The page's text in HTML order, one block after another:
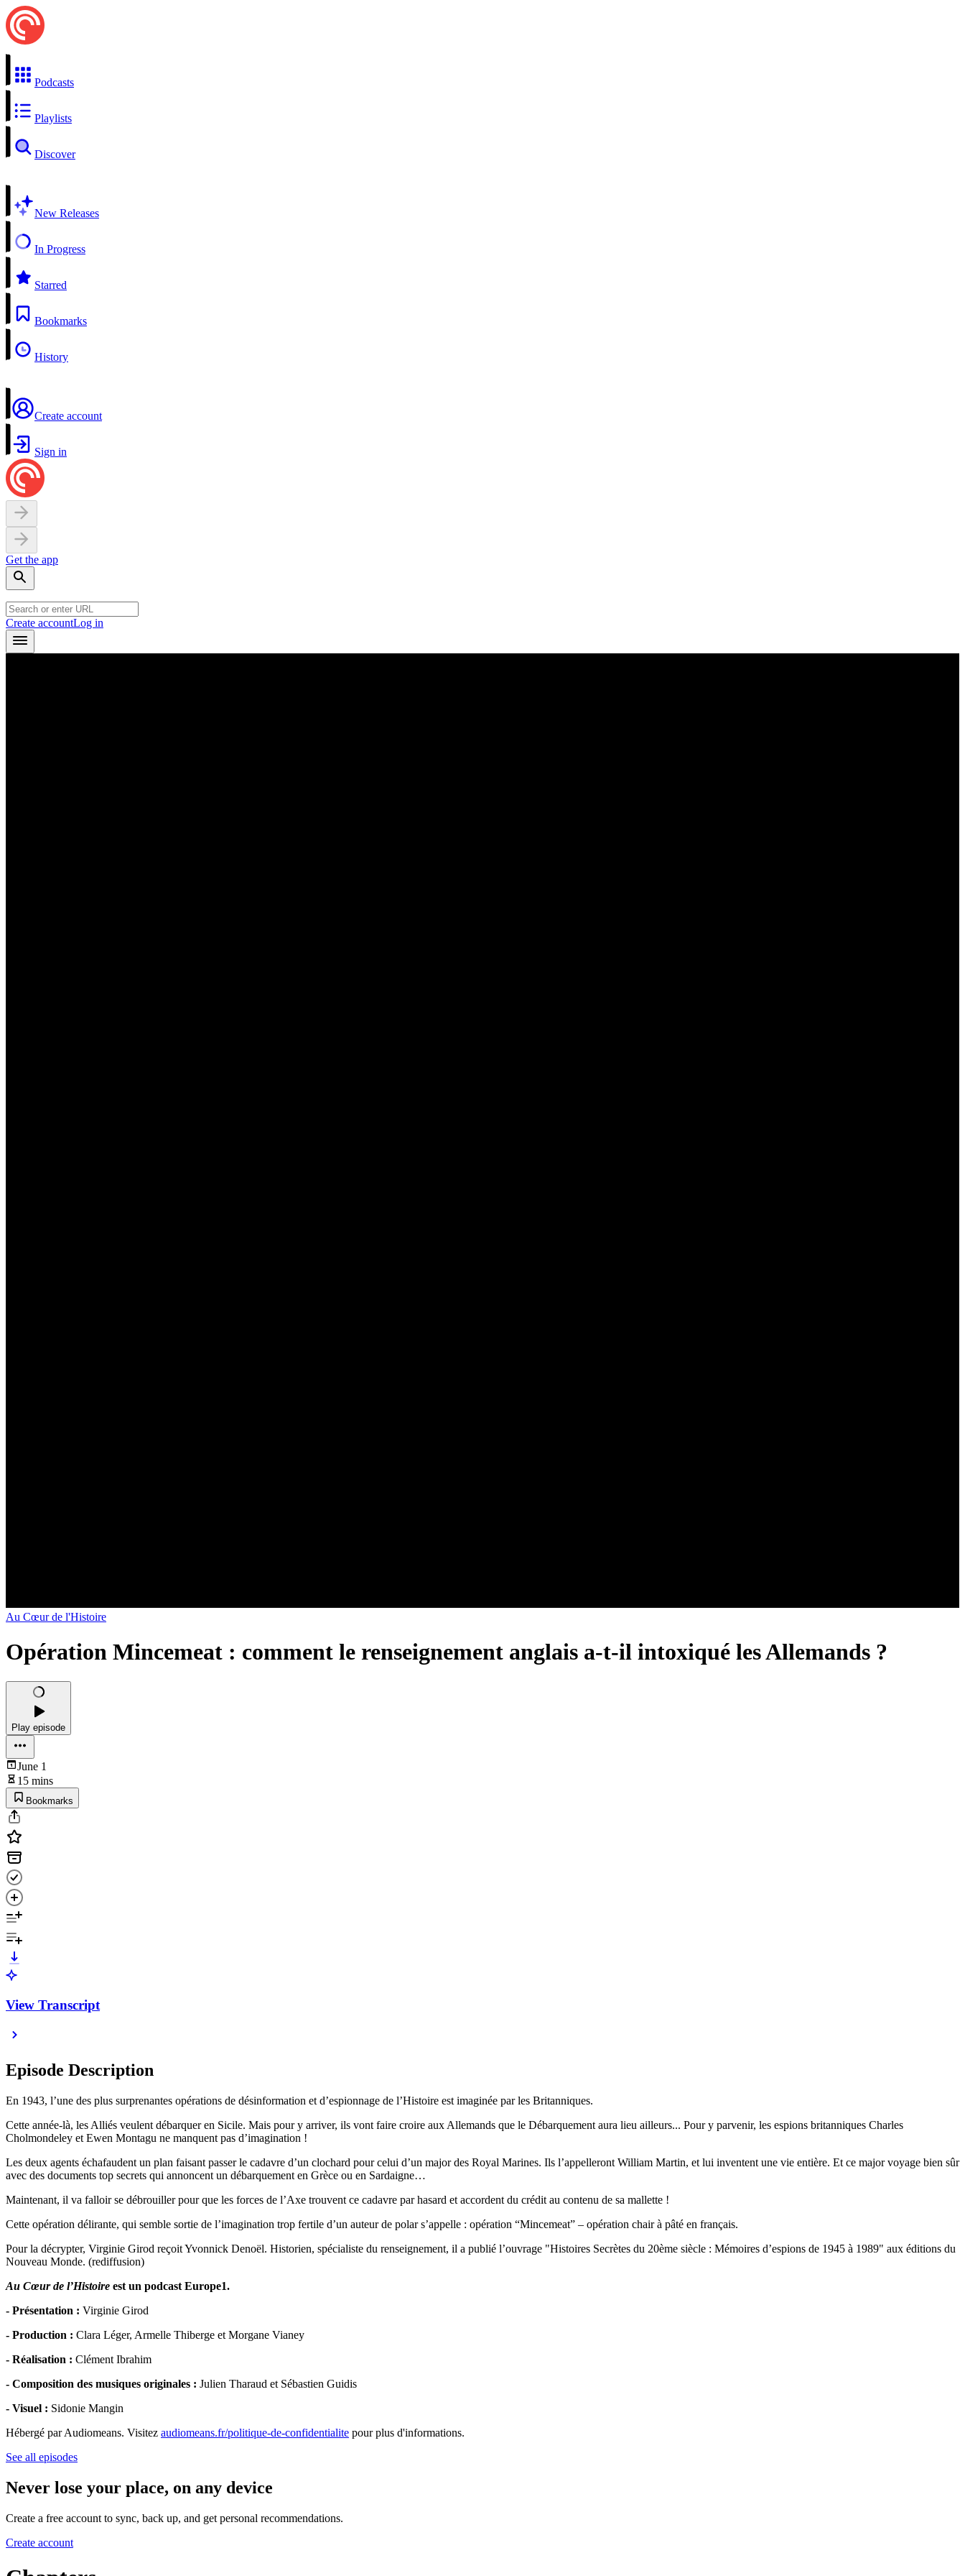
Podcasts
Playlists
Discover
New Releases
In Progress
Starred
Bookmarks
History
Create account
Sign in
Get the app
Create accountLog in
Au Cœur de l'Histoire
Opération Mincemeat : comment le renseignement anglais a-t-il intoxiqué les Allemands ?
Play episode
June 1
15 mins
Bookmarks
View Transcript
Episode Description
En 1943, l’une des plus surprenantes opérations de désinformation et d’espionnage de l’Histoire est imaginée par les Britanniques.
Cette année-là, les Alliés veulent débarquer en Sicile. Mais pour y arriver, ils vont faire croire aux Allemands que le Débarquement aura lieu ailleurs... Pour y parvenir, les espions britanniques Charles
Cholmondeley et Ewen Montagu ne manquent pas d’imagination !
Les deux agents échafaudent un plan faisant passer le cadavre d’un clochard pour celui d’un major des Royal Marines. Ils l’appelleront William Martin, et lui inventent une vie entière. Et ce major voyage bien sûr
avec des documents top secrets qui annoncent un débarquement en Grèce ou en Sardaigne…
Maintenant, il va falloir se débrouiller pour que les forces de l’Axe trouvent ce cadavre par hasard et accordent du crédit au contenu de sa mallette !
Cette opération délirante, qui semble sortie de l’imagination trop fertile d’un auteur de polar s’appelle : opération “Mincemeat” – opération chair à pâté en français.
Pour la décrypter, Virginie Girod reçoit Yvonnick Denoël. Historien, spécialiste du renseignement, il a publié l’ouvrage "Histoires Secrètes du 20ème siècle : Mémoires d’espions de 1945 à 1989" aux éditions du
Nouveau Monde. (rediffusion)
Au Cœur de l’Histoire est un podcast Europe1.
- Présentation : Virginie Girod
- Production : Clara Léger, Armelle Thiberge et Morgane Vianey
- Réalisation : Clément Ibrahim
- Composition des musiques originales : Julien Tharaud et Sébastien Guidis
- Visuel : Sidonie Mangin
Hébergé par Audiomeans. Visitez audiomeans.fr/politique-de-confidentialite pour plus d'informations.
See all episodes
Never lose your place, on any device
Create a free account to sync, back up, and get personal recommendations.
Create account